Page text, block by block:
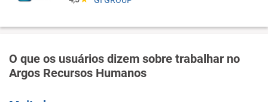
O que os usuários dizem sobre trabalhar no
Argos Recursos Humanos